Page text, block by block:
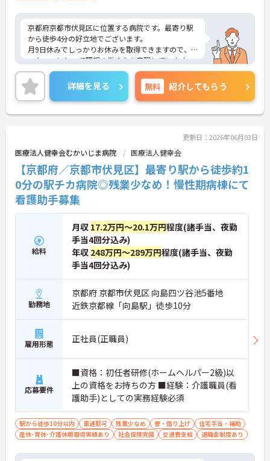
京都府京都市伏見区に位置する病院です。最寄り駅
から徒歩4分の好立地でございます。
月9日休みでしっかりお休みを取得できますので、
スタッフにとって理想の働き方を実現しています。
ご興味のある方には、面接対策ポイントなど、さら
に詳細をお話しいたしますのでお気軽にご相談くだ
さい！
詳細を見る 無料 紹介してもらう
更新日：2026年06月03日
医療法人健幸会むかいじま病院 医療法人健幸会
【京都府／京都市伏見区】最寄り駅から徒歩約1
0分の駅チカ病院◎残業少なめ！慢性期病棟にて
看護助手募集
給料
月収 17.2万円～20.1万円程度(諸手当、夜勤
手当4回分込み)
年収 248万円～289万円程度(諸手当、夜勤
手当4回分込み)
勤務地
京都府 京都市伏見区 向島四ツ谷池5番地
近鉄京都線「向島駅」徒歩10分
雇用形態 正社員(正職員)
応募要件
■資格：初任者研修(ホームヘルパー2級)以
上の資格をお持ちの方 ■経験：介護職員(看
護助手)としての実務経験必須
駅から徒歩10分以内 車通勤可 残業少なめ 寮・借り上げ
住宅手当・補助
産休･育休･介護休暇取得実績あり
社会保険完備 交通費支給 退職金制度あり